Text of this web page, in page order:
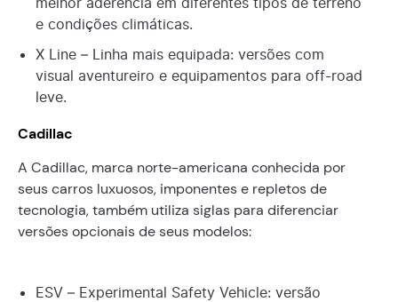
e condições climáticas.
X Line – Linha mais equipada: versões com
visual aventureiro e equipamentos para off-road
leve.
Cadillac
A Cadillac, marca norte-americana conhecida por
seus carros luxuosos, imponentes e repletos de
tecnologia, também utiliza siglas para diferenciar
versões opcionais de seus modelos:
ESV – Experimental Safety Vehicle: versão